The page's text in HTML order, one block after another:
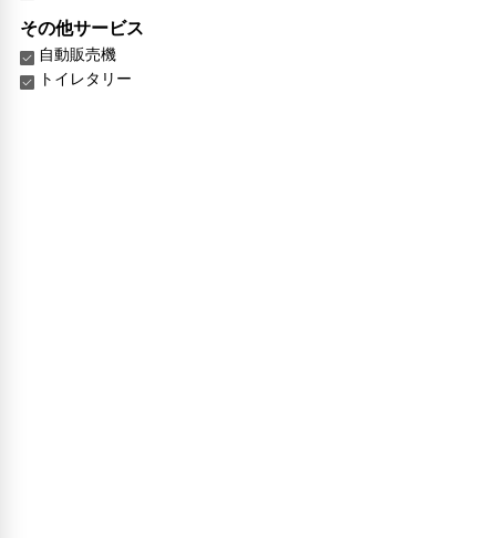
その他サービス
自動販売機
トイレタリー